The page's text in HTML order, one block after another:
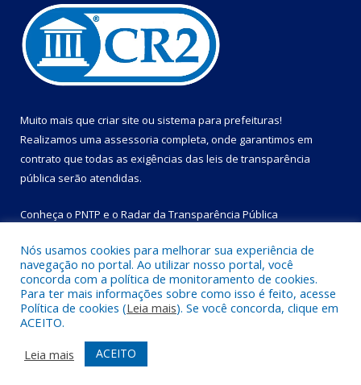
Muito mais que criar site ou sistema para prefeituras!
Realizamos uma assessoria completa, onde garantimos em
contrato que todas as exigências das leis de transparência
pública serão atendidas.
Conheça o PNTP e o Radar da Transparência Pública
Todos os direitos reservados a Prefeitura Municipal de Bom
Jesus do Tocantins.
Mapa do Site
Acessar Área Administrativa
Acessar Webmail
Nós usamos cookies para melhorar sua experiência de
navegação no portal. Ao utilizar nosso portal, você
concorda com a política de monitoramento de cookies.
Para ter mais informações sobre como isso é feito, acesse
Política de cookies (Leia mais). Se você concorda, clique em
ACEITO.
Leia mais
ACEITO